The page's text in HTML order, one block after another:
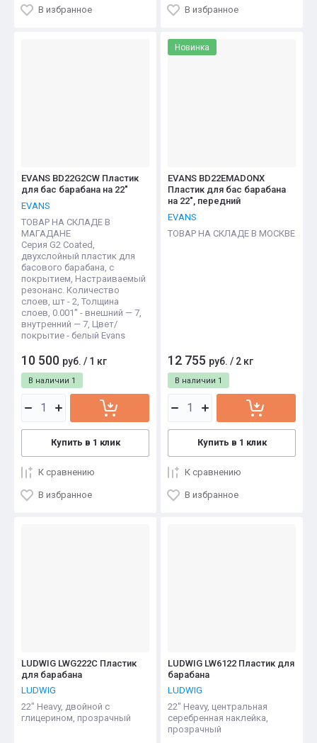
В избранное В избранное
EVANS BD22G2CW Пластик
для бас барабана на 22"
EVANS
ТОВАР НА СКЛАДЕ В
МАГАДАНЕ
Серия G2 Coated,
двухслойный пластик для
басового барабана, с
покрытием, Настраиваемый
резонанс. Количество
слоев, шт - 2, Толщина
слоев, 0.001'' - внешний — 7,
внутренний — 7, Цвет/
покрытие - белый Evans
В наличии 1
10 500 руб. / 1 кг
Купить в 1 клик
К сравнению
В избранное
Новинка
EVANS BD22EMADONX
Пластик для бас барабана
на 22", передний
EVANS
ТОВАР НА СКЛАДЕ В МОСКВЕ
В наличии 1
12 755 руб. / 2 кг
Купить в 1 клик
К сравнению
В избранное
LUDWIG LWG222C Пластик
для барабана
LUDWIG
22" Heavy, двойной с
глицерином, прозрачный
LUDWIG LW6122 Пластик для
барабана
LUDWIG
22" Heavy, центральная
серебренная наклейка,
прозрачный